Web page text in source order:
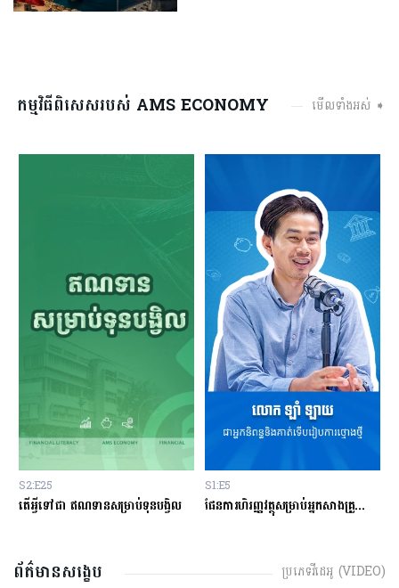
កម្មវិធីពិសេសរបស់ AMS ECONOMY មើលទាំងអស់ ➧
S2:E25
តើអ្វីទៅជា​ ឥណទានសម្រាប់ទុនបង្វិល
S1:E5
ផែនការហិរញ្ញវត្ថុសម្រាប់អ្នកសាងគ្រួសារថ្មីថ្មោង
ព័ត៌មានសង្ខេប ប្រភេទវីដេអូ (VIDEO)